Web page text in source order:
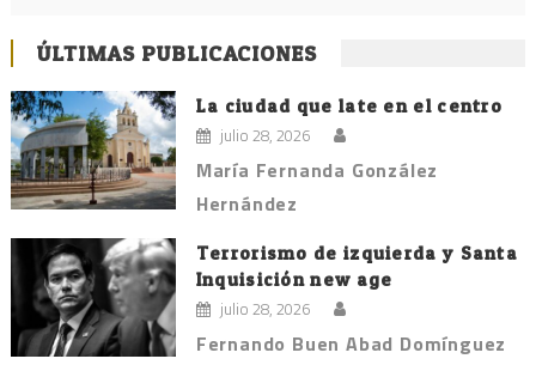
ÚLTIMAS PUBLICACIONES
La ciudad que late en el centro
julio 28, 2026
María Fernanda González
Hernández
Terrorismo de izquierda y Santa
Inquisición new age
julio 28, 2026
Fernando Buen Abad Domínguez